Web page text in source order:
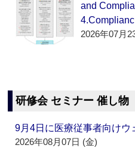
and
2026年07月
研修会 セミナー 催し物
9月4日に医療従事者向け
2026年08月07日 (金)